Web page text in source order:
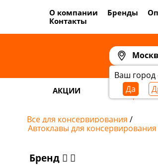
О компании Бренды
Контакты
Ваш город
Да
АКЦИИ
Все для консервирования /
Автоклавы для
Бренд